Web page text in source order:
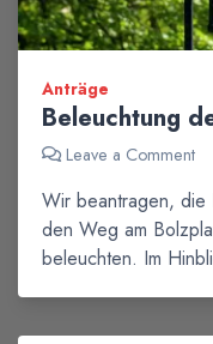
Anträge
Beleuchtung
Leave a Comment
Wir beantragen,
den Weg am
beleuchten. Im